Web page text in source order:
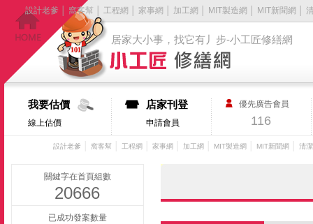
居家大小事，找它有丿步-小工匠修繕網
設計老爹 窩客幫 工程網 家事網 加工網 MIT製造網 MIT新聞網
我要估價
線上估價
店家刊登
申請會員
優先廣告會員
116
設計老爹 窩客幫 工程網 家事網 加工網 MIT製造網 MIT新聞網 清
關鍵字在首頁組數
20666
已成功發案數量